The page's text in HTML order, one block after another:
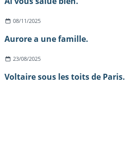
08/11/2025
Aurore a une famille.
23/08/2025
Voltaire sous les toits de Paris.